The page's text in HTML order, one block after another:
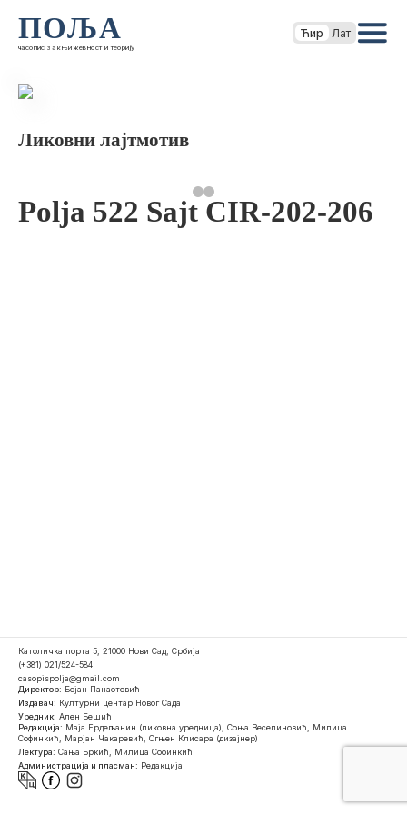
ПОЉА
часопис за књижевност и теорију
Ћир Лат
Ликовни лајтмотив
Polja 522 Sajt CIR-202-206
Католичка порта 5, 21000 Нови Сад, Србија
(+381) 021/524-584
casopispolja@gmail.com
Директор: Бојан Панаотовић
Издавач: Културни центар Новог Сада
Уредник: Ален Бешић
Редакција: Маја Ердељанин (ликовна уредница), Соња Веселиновић, Милица
Софинкић, Марјан Чакаревић, Огњен Клисара (дизајнер)
Лектура: Сања Бркић, Милица Софинкић
Администрација и пласман: Редакција